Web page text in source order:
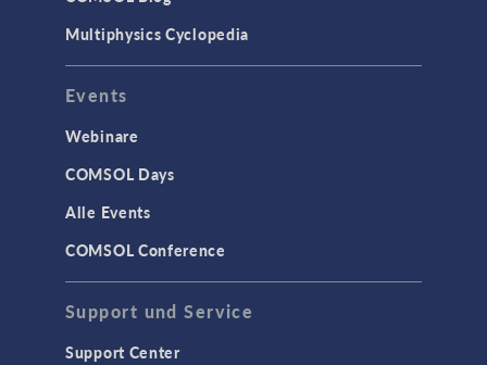
Multiphysics Cyclopedia
Events
Webinare
COMSOL Days
Alle Events
COMSOL Conference
Support und Service
Support Center